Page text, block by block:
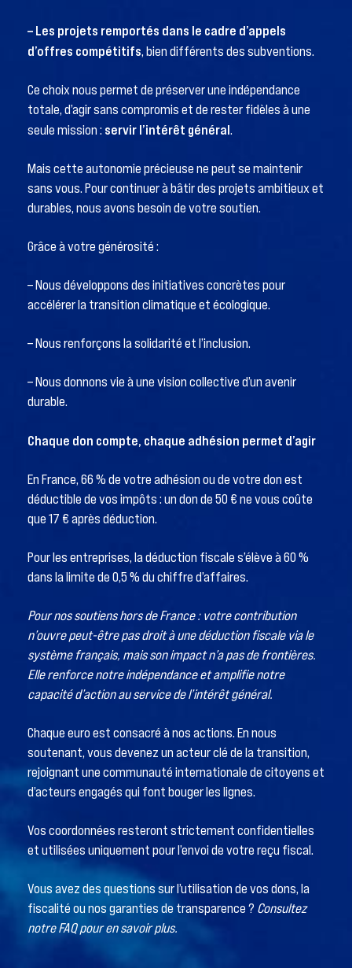
– Les projets remportés dans le cadre d’appels
d’offres compétitifs, bien différents des subventions.
Ce choix nous permet de préserver une indépendance
totale, d’agir sans compromis et de rester fidèles à une
seule mission : servir l’intérêt général.
Mais cette autonomie précieuse ne peut se maintenir
sans vous. Pour continuer à bâtir des projets ambitieux et
durables, nous avons besoin de votre soutien.
Grâce à votre générosité :
– Nous développons des initiatives concrètes pour
accélérer la transition climatique et écologique.
– Nous renforçons la solidarité et l’inclusion.
– Nous donnons vie à une vision collective d’un avenir
durable.
Chaque don compte, chaque adhésion permet d’agir
En France, 66 % de votre adhésion ou de votre don est
déductible de vos impôts : un don de 50 € ne vous coûte
que 17 € après déduction.
Pour les entreprises, la déduction fiscale s’élève à 60 %
dans la limite de 0,5 % du chiffre d’affaires.
Pour nos soutiens hors de France : votre contribution
n’ouvre peut-être pas droit à une déduction fiscale via le
système français, mais son impact n’a pas de frontières.
Elle renforce notre indépendance et amplifie notre
capacité d’action au service de l’intérêt général.
Chaque euro est consacré à nos actions. En nous
soutenant, vous devenez un acteur clé de la transition,
rejoignant une communauté internationale de citoyens et
d’acteurs engagés qui font bouger les lignes.
Vos coordonnées resteront strictement confidentielles
et utilisées uniquement pour l’envoi de votre reçu fiscal.
Vous avez des questions sur l’utilisation de vos dons, la
fiscalité ou nos garanties de transparence ? Consultez
notre FAQ pour en savoir plus.